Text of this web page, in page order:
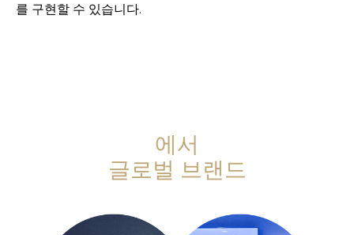
를 구현할 수 있습니다.
에서
글로벌 브랜드